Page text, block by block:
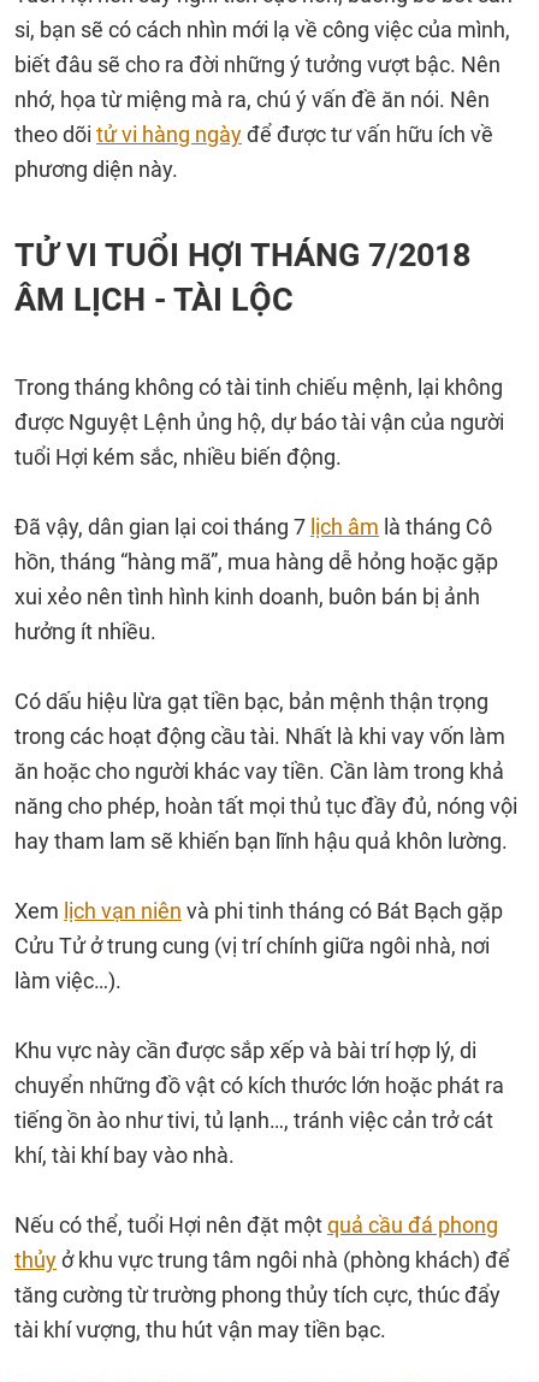
si, bạn sẽ có cách nhìn mới lạ về công việc của mình,
biết đâu sẽ cho ra đời những ý tưởng vượt bậc. Nên
nhớ, họa từ miệng mà ra, chú ý vấn đề ăn nói. Nên
theo dõi tử vi hàng ngàyđể được tư vấn hữu ích về
phương diện này.
TỬ VI TUỔI HỢI THÁNG 7/2018
ÂM LỊCH - TÀI LỘC
Trong tháng không có tài tinh chiếu mệnh, lại không
được Nguyệt Lệnh ủng hộ, dự báo tài vận của người
tuổi Hợi kém sắc, nhiều biến động.
Đã vậy, dân gian lại coi tháng 7 lịch âm là tháng Cô
hồn, tháng “hàng mã”, mua hàng dễ hỏng hoặc gặp
xui xẻo nên tình hình kinh doanh, buôn bán bị ảnh
hưởng ít nhiều.
Có dấu hiệu lừa gạt tiền bạc, bản mệnh thận trọng
trong các hoạt động cầu tài. Nhất là khi vay vốn làm
ăn hoặc cho người khác vay tiền. Cần làm trong khả
năng cho phép, hoàn tất mọi thủ tục đầy đủ, nóng vội
hay tham lam sẽ khiến bạn lĩnh hậu quả khôn lường.
Xem lịch vạn niên và phi tinh tháng có Bát Bạch gặp
Cửu Tử ở trung cung (vị trí chính giữa ngôi nhà, nơi
làm việc…).
Khu vực này cần được sắp xếp và bài trí hợp lý, di
chuyển những đồ vật có kích thước lớn hoặc phát ra
tiếng ồn ào như tivi, tủ lạnh…, tránh việc cản trở cát
khí, tài khí bay vào nhà.
Nếu có thể, tuổi Hợi nên đặt mộtquả cầu đá phong
thủyở khu vực trung tâm ngôi nhà (phòng khách) để
tăng cường từ trường phong thủy tích cực, thúc đẩy
tài khí vượng, thu hút vận may tiền bạc.